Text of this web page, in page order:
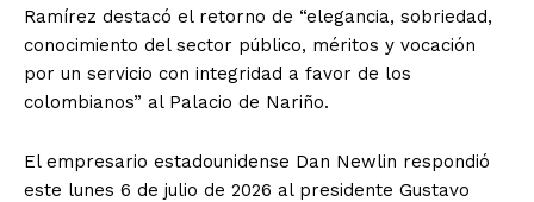
Ramírez destacó el retorno de “elegancia, sobriedad,
conocimiento del sector público, méritos y vocación
por un servicio con integridad a favor de los
colombianos” al Palacio de Nariño.
El empresario estadounidense Dan Newlin respondió
este lunes 6 de julio de 2026 al presidente Gustavo